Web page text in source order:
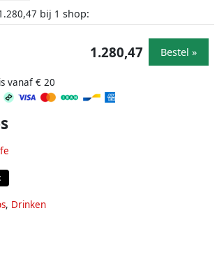
bij 1 shop:
vanaf € 20
1.280,47 Bestel »
, Drinken